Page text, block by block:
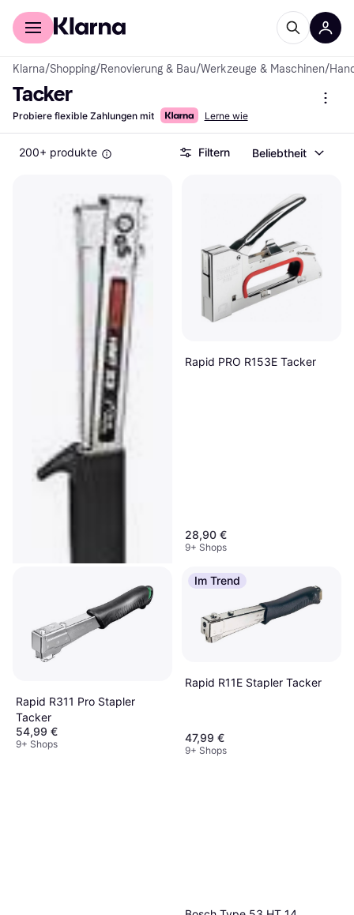
Für Shopper
Klarna/Shopping/Renovierung & Bau/Werkzeuge & Maschinen/
Tacker
Probiere flexible Zahlungen mit Lerne wie
200+ produkte Filtern Beliebtheit
Bosch HMT 53 Tacker
Rapid PRO R153E Tacker
28,90 €
9+ Shops
Rapid R311 Pro Stapler
Tacker
54,99 €
9+ Shops
Im Trend
Rapid R11E Stapler Tacker
47,99 €
9+ Shops